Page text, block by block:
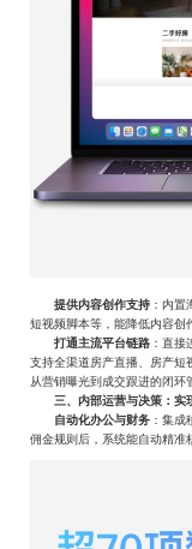
提供内容创作支持 ：内
短视频脚本等，能降低内容创
打通主流平台链路 ：直
支持全渠道房产直播、房产短
从营销曝光到成交跟进的闭环
三、内部运营与决策：实
自动化办公与财务 ：集
佣金规则后，系统能自动精准